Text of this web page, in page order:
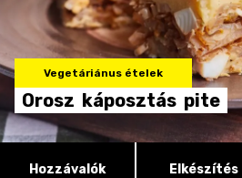
Vegetáriánus ételek
Orosz káposztás pite
Hozzávalók Elkészítés